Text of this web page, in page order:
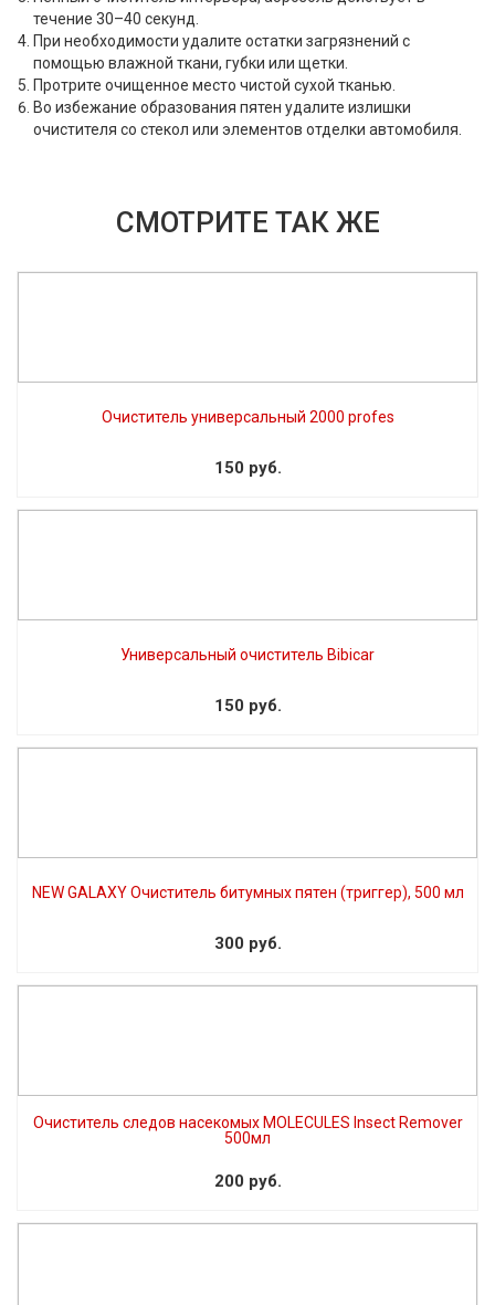
течение 30–40 секунд.
При необходимости удалите остатки загрязнений с
помощью влажной ткани, губки или щетки.
Протрите очищенное место чистой сухой тканью.
Во избежание образования пятен удалите излишки
очистителя со стекол или элементов отделки автомобиля.
СМОТРИТЕ ТАК ЖЕ
Очиститель универсальный 2000 profes
150 руб.
Универсальный очиститель Bibicar
150 руб.
NEW GALAXY Очиститель битумных пятен (триггер), 500 мл
300 руб.
Очиститель следов насекомых MOLECULES Insect Remover
500мл
200 руб.